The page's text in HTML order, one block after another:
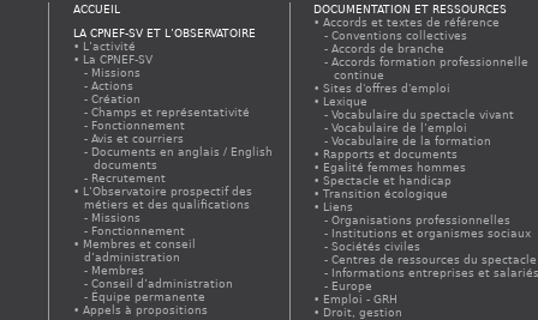
ACCUEIL
LA CPNEF-SV ET L’OBSERVATOIRE
L’activité
La CPNEF-SV
Missions
Actions
Création
Champs et représentativité
Fonctionnement
Avis et courriers
Documents en anglais / English
documents
Recrutement
L’Observatoire prospectif des
métiers et des qualifications
Missions
Fonctionnement
Membres et conseil
d’administration
Membres
Conseil d’administration
Équipe permanente
Appels à propositions
DOCUMENTATION ET RESSOURCES
Accords et textes de référence
Conventions collectives
Accords de branche
Accords formation professionnelle
continue
Sites d'offres d'emploi
Lexique
Vocabulaire du spectacle vivant
Vocabulaire de l’emploi
Vocabulaire de la formation
Rapports et documents
Egalité femmes hommes
Spectacle et handicap
Transition écologique
Liens
Organisations professionnelles
Institutions et organismes sociaux
Sociétés civiles
Centres de ressources du spectacle
Informations entreprises et
Europe
Emploi - GRH
Droit, gestion